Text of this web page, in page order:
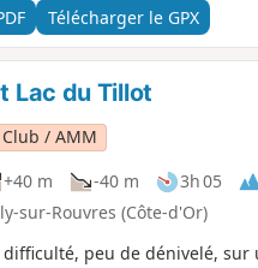
Télécharger le GPX
Lac du Tillot
/ AMM
+40 m -40 m 3h 05
sur-Rouvres (Côte-d'Or)
difficulté, peu de dénivelé,